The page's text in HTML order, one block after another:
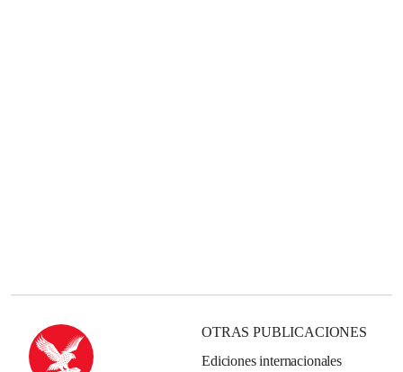
OTRAS PUBLICACIONES
Ediciones internacionales